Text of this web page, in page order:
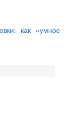
как «умное